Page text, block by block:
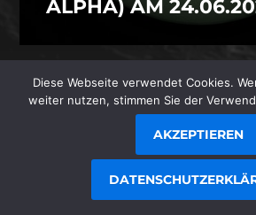
ALPHA) AM
© 1996-2026STEFAN
JUNGER.NET
THEMA VONANDERS
Diese Webseite verwendet Cookies.
weiter nutzen, stimmen Sie der
AKZEPTIEREN